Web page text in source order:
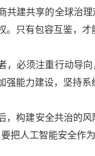
共建共享的全球治
。只有包容互鉴，才
必须注重行动导向，
强能力建设，坚持系
构建安全共治的风险
把人工智能安全作